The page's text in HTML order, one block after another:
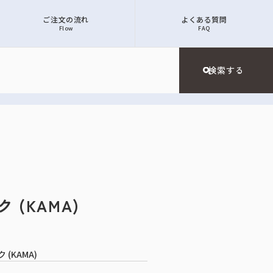
ご注文の流れ
Flow
よくある質問
FAQ
(KAMA)
(KAMA)